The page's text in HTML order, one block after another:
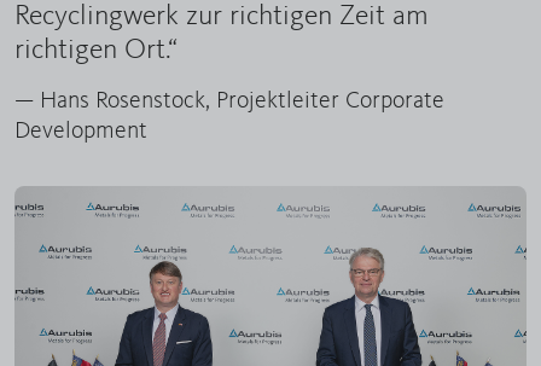
Recyclingwerk zur richtigen Zeit am
richtigen Ort.“
— Hans Rosenstock, Projektleiter Corporate
Development